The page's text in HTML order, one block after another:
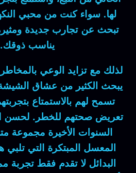
لها. سواء كنت من محبي
تبحث عن تجارب جديدة
يناسب ذوقك.
لذلك مع تزايد الوعي
يبحث الكثير من عشاق
تسمح لهم بالاستمتاع
تعريض صحتهم للخطر.
السنوات الأخيرة مجموعة
المعسل المبتكرة التي تلبي
البدائل لا تقدم فقط تجربة